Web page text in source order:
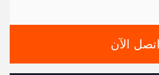
اتصل الآن